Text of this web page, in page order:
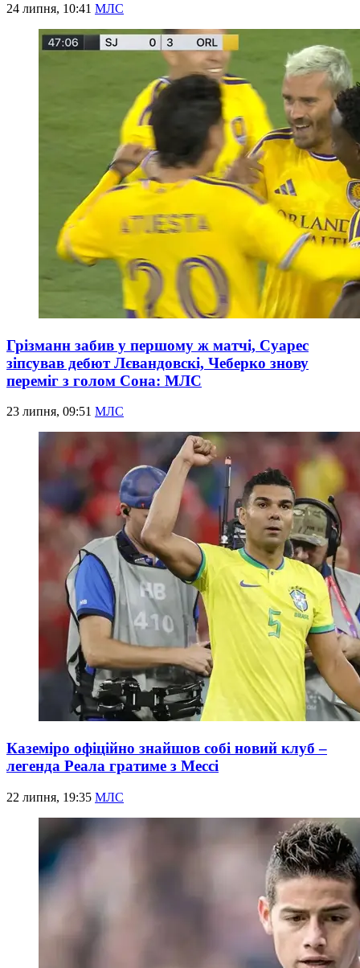
24 липня, 10:41 МЛС
Грізманн забив у першому ж матчі, Суарес
зіпсував дебют Лєвандовскі, Чеберко знову
переміг з голом Сона: МЛС
23 липня, 09:51 МЛС
Каземіро офіційно знайшов собі новий клуб –
легенда Реала гратиме з Мессі
22 липня, 19:35 МЛС